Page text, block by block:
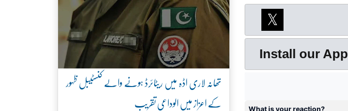
Install our App
تھانہ لاری اڈہ میں ریٹائرڈ ہونے والے کنسٹیبل ظہور
کے اعزاز میں الوداعی تقریب